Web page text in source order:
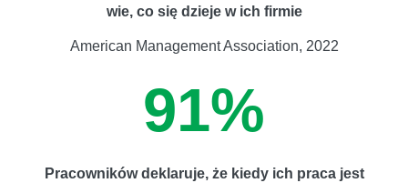
wie, co się dzieje w ich firmie
American Management Association, 2022
91%
Pracowników deklaruje, że kiedy ich praca jest